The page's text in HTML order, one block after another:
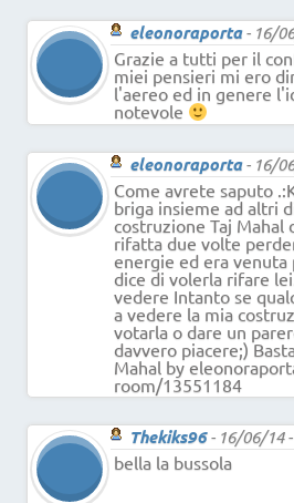
eleonoraporta- 16/
Grazie a tutti per il
miei pensieri mi ero
l'aereo ed in genere
notevole
eleonoraporta- 16/
Come avrete saputo
briga insieme ad altri
costruzione Taj Mahal
rifatta due volte
energie ed era venuta
dice di volerla rifare
vedere Intanto se
a vedere la mia
votarla o dare un
davvero piacere;)
Mahal by
room/13551184
Thekiks96- 16/06/14
bella la bussola